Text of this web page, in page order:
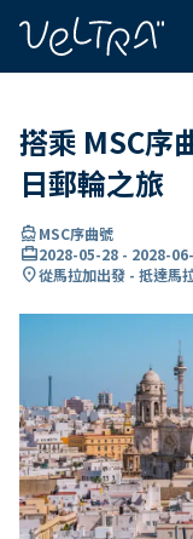
搭乘 MSC序
日郵輪之旅
directions_boatMSC序曲號
card_travel2028-05-28 - 2028-
location_on從馬拉加出發 - 抵達馬